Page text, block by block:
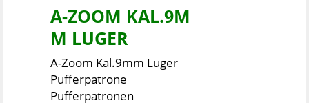
A-ZOOM KAL.9M
M LUGER
A-Zoom Kal.9mm Luger
Pufferpatrone
Pufferpatronen